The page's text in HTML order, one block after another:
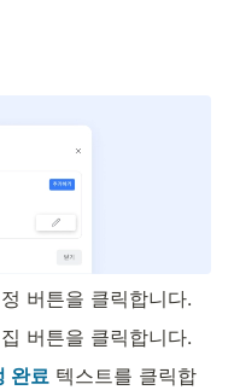
버튼을 클릭합니다.
버튼을 클릭합니다.
완료 텍스트를 클릭합